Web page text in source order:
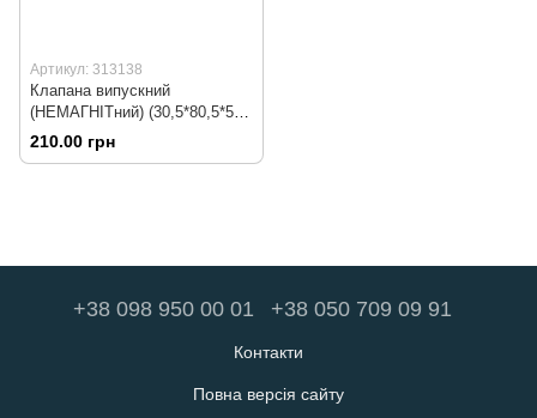
Артикул: 313138
Клапана випускний
(НЕМАГНІТний) (30,5*80,5*5) +
впускний (27*79,8*5) к-кт 2шт
210.00 грн
+38 098 950 00 01 +38 050 709 09 91
Контакти
Повна версія сайту